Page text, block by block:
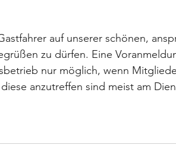
auf unserer schönen,
zu dürfen. Eine
nur möglich, wenn
anzutreffen sind meist am